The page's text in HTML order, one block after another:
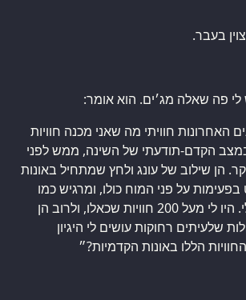
בעבר.
לי פה שאלה מג׳ים. הוא אומר:
האחרונות חוויתי מה שאני מכנה חוויות
הקדם-תודעתי של השינה, ממש לפני
הן שילוב של עונג ולחץ שמתחיל באונות
על פני המוח כולו, ומרגיש כמו
אורגזמה במוח שלי. היו לי מעל 200 חוויות שכאלו, ולרוב הן
שלעיתים רחוקות עושים לי היגיון
הללו באונות הקדמיות?״